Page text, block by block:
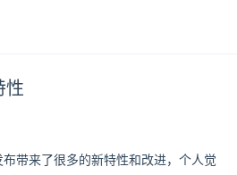
性
带来了很多的新特性和改进，个人觉